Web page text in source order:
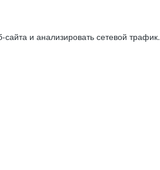
и анализировать сетевой трафик.